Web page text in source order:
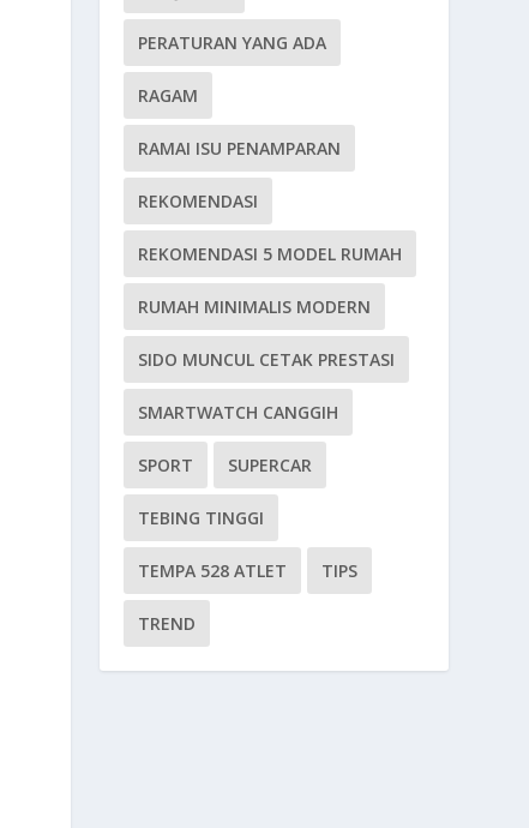
PERATURAN YANG ADA
RAGAM
RAMAI ISU PENAMPARAN
REKOMENDASI
REKOMENDASI 5 MODEL RUMAH
RUMAH MINIMALIS MODERN
SIDO MUNCUL CETAK PRESTASI
SMARTWATCH CANGGIH
SPORT SUPERCAR
TEBING TINGGI
TEMPA 528 ATLET TIPS
TREND